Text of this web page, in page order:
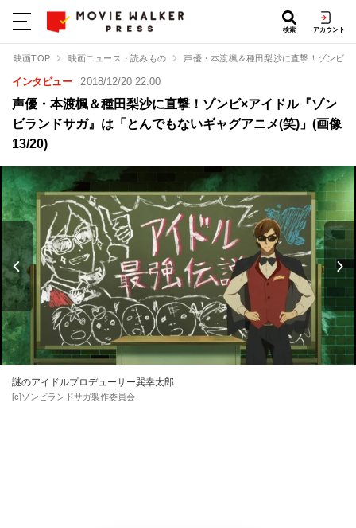
検索 アカウント
映画TOP 映画ニュース・読みもの 声優・本渡楓＆種田梨沙に直撃！ゾンビ×
インタビュー 2018/12/20 22:00
声優・本渡楓＆種田梨沙に直撃！ゾンビ×アイドル『ゾン
ビランドサガ』は「とんでもないギャグアニメ(笑)」(画像
13/20)
謎のアイドルプロデューサー巽幸太郎
[c]ゾンビランドサガ製作委員会